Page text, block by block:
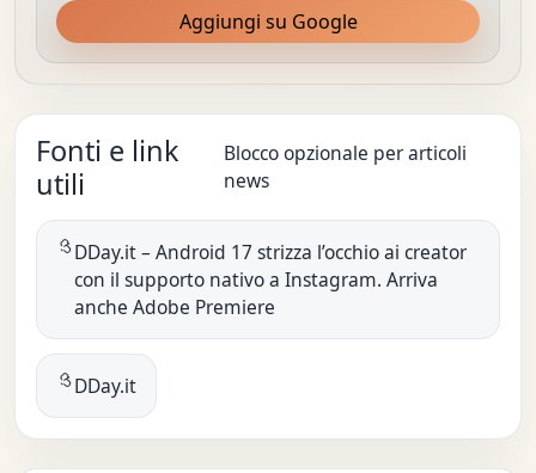
Aggiungi su Google
Fonti e link
utili
Blocco opzionale per articoli
news
DDay.it – Android 17 strizza l’occhio ai creator
con il supporto nativo a Instagram. Arriva
anche Adobe Premiere
DDay.it